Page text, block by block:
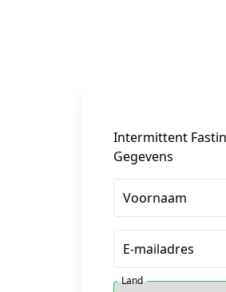
Intermittent
Gegevens
Voornaam
E-mailadres
Land